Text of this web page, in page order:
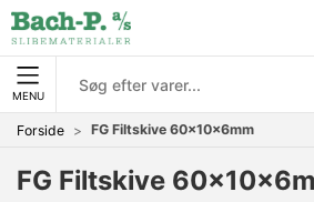
MENU
Forside FG Filtskive 60x10x6mm
FG Filtskive